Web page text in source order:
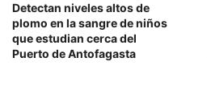
Detectan niveles altos de
plomo en la sangre de niños
que estudian cerca del
Puerto de Antofagasta